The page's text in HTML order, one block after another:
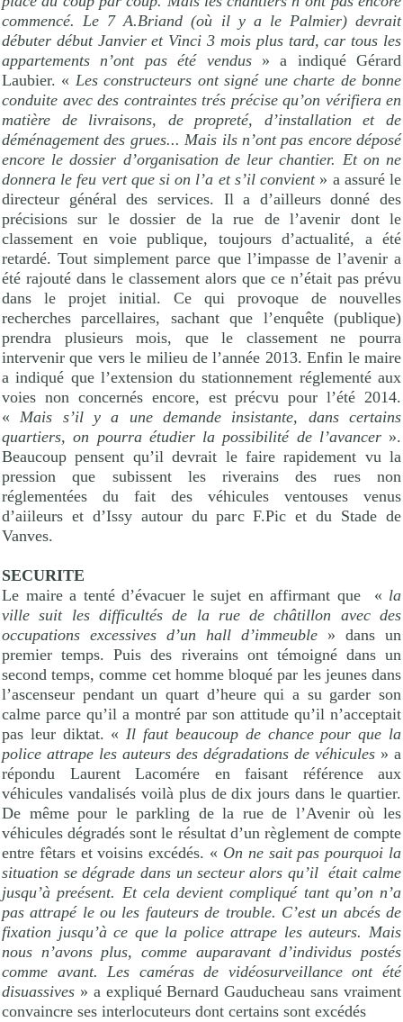
commencé. Le 7 A.Briand (où il y a le Palmier) devrait
débuter début Janvier et Vinci 3 mois plus tard, car tous les
appartements n’ont pas été vendus » a indiqué Gérard
Laubier. « Les constructeurs ont signé une charte de bonne
conduite avec des contraintes trés précise qu’on vérifiera en
matière de livraisons, de propreté, d’installation et de
déménagement des grues... Mais ils n’ont pas encore déposé
encore le dossier d’organisation de leur chantier. Et on ne
donnera le feu vert que si on l’a et s’il convient » a assuré le
directeur général des services. Il a d’ailleurs donné des
précisions sur le dossier de la rue de l’avenir dont le
classement en voie publique, toujours d’actualité, a été
retardé. Tout simplement parce que l’impasse de l’avenir a
été rajouté dans le classement alors que ce n’était pas prévu
dans le projet initial. Ce qui provoque de nouvelles
recherches parcellaires, sachant que l’enquête (publique)
prendra plusieurs mois, que le classement ne pourra
intervenir que vers le milieu de l’année 2013. Enfin le maire
a indiqué que l’extension du stationnement réglementé aux
voies non concernés encore, est précvu pour l’été 2014.
«Mais s’il y a une demande insistante, dans certains
quartiers, on pourra étudier la possibilité de l’avancer».
Beaucoup pensent qu’il devrait le faire rapidement vu la
pression que subissent les riverains des rues non
réglementées du fait des véhicules ventouses venus
d’aiileurs et d’Issy autour du parc F.Pic et du Stade de
Vanves.
SECURITE
Le maire a tenté d’évacuer le sujet en affirmant que « la
ville suit les difficultés de la rue de châtillon avec des
occupations excessives d’un hall d’immeuble » dans un
premier temps. Puis des riverains ont témoigné dans un
second temps, comme cet homme bloqué par les jeunes dans
l’ascenseur pendant un quart d’heure qui a su garder son
calme parce qu’il a montré par son attitude qu’il n’acceptait
pas leur diktat. «Il faut beaucoup de chance pour que la
police attrape les auteurs des dégradations de véhicules » a
répondu Laurent Lacomére en faisant référence aux
véhicules vandalisés voilà plus de dix jours dans le quartier.
De même pour le parkling de la rue de l’Avenir où les
véhicules dégradés sont le résultat d’un règlement de compte
entre fêtars et voisins excédés. « On ne sait pas pourquoi la
situation se dégrade dans un secteur alors qu’il était calme
jusqu’à preésent. Et cela devient compliqué tant qu’on n’a
pas attrapé le ou les fauteurs de trouble. C’est un abcés de
fixation jusqu’à ce que la police attrape les auteurs. Mais
nous n’avons plus, comme auparavant d’individus postés
comme avant. Les caméras de vidéosurveillance ont été
disuassives » a expliqué Bernard Gauducheau sans vraiment
convaincre ses interlocuteurs dont certains sont excédés